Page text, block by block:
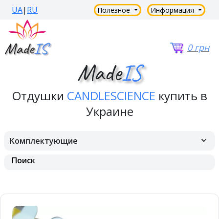
UA| RU Полезное Информация
0 грн
MadeIS
Отдушки CANDLESCIENCE купить в
Украине
Комплектующие